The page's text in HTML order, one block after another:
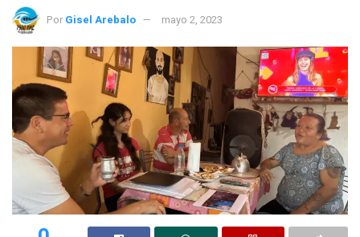
Por Gisel Arebalo mayo 2, 2023